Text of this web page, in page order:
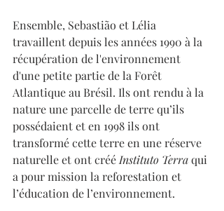
Ensemble, Sebastião et Lélia
travaillent depuis les années 1990 à la
récupération de l'environnement
d'une petite partie de la Forêt
Atlantique au Brésil. Ils ont rendu à la
nature une parcelle de terre qu’ils
possédaient et en 1998 ils ont
transformé cette terre en une réserve
naturelle et ont créé Instituto Terra qui
a pour mission la reforestation et
l’éducation de l’environnement.